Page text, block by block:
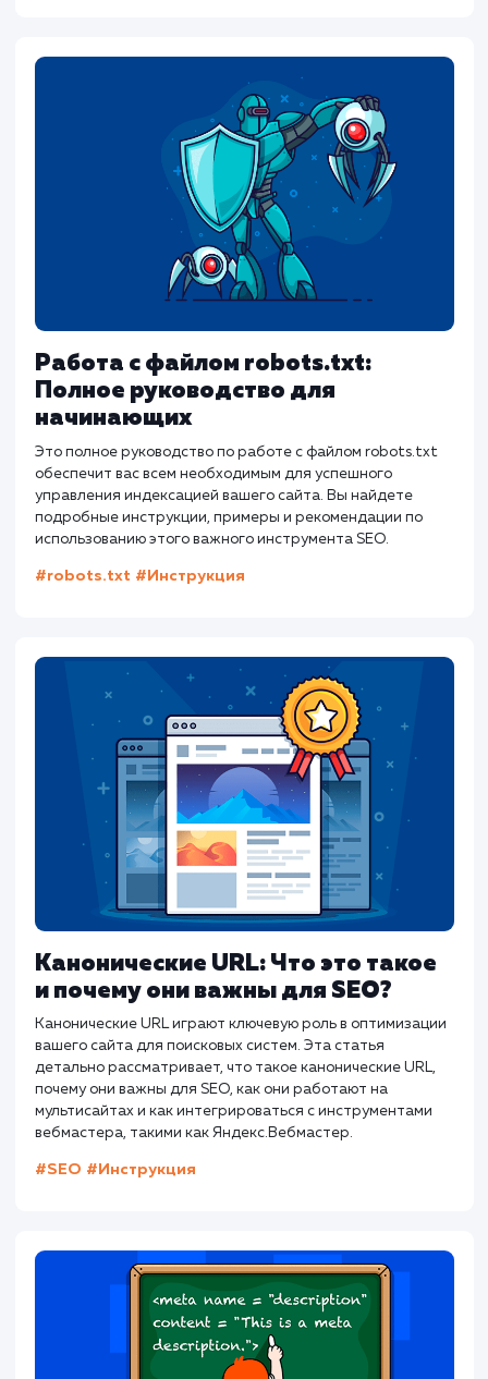
влияние на SEO. В статье также представлены
практические рекомендации по настройке различных
CMS, таких как WordPress, Joomla, и Drupal. Полезно как
для начинающих SEO специалистов, так и для опытных
веб-мастеров, стремящихся оптимизировать свой
#Инструкция
Полное руководство для
начинающих
Это полное руководство по работе с файлом robots.txt
обеспечит вас всем необходимым для успешного
управления индексацией вашего сайта. Вы найдете
подробные инструкции, примеры и рекомендации по
использованию этого важного инструмента SEO.
#robots.txt #Инструкция
Канонические URL: Что это такое
и почему они важны для SEO?
Канонические URL играют ключевую роль в